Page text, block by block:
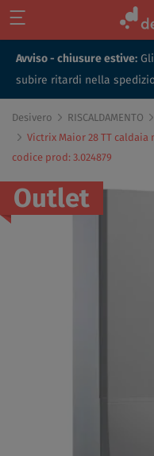
Avviso - chiusure estive:
subire ritardi nella
Desivero RISCALDAMENTO
Victrix Maior 28 TT
codice prod: 3.024879
Outlet